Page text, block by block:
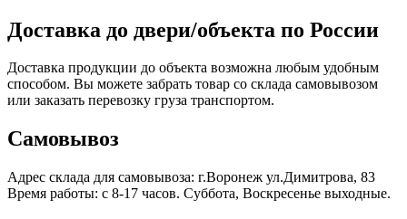
Доставка до двери/объекта по России
Доставка продукции до объекта возможна любым удобным
способом. Вы можете забрать товар со склада самовывозом
или заказать перевозку груза транспортом.
Самовывоз
Адрес склада для самовывоза: г.Воронеж ул.Димитрова, 83
Время работы: с 8-17 часов. Суббота, Воскресенье выходные.